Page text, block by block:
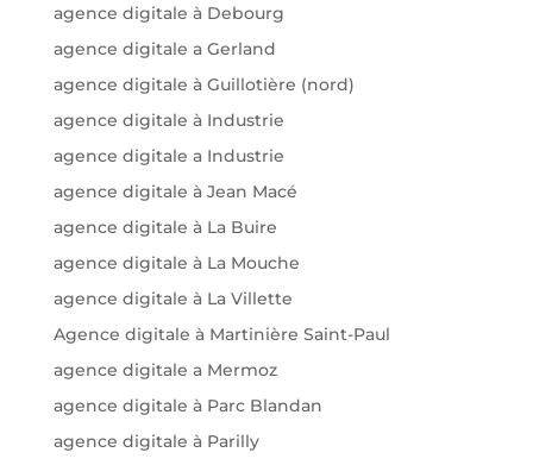
agence digitale à Debourg
agence digitale a Gerland
agence digitale à Guillotière (nord)
agence digitale à Industrie
agence digitale a Industrie
agence digitale à Jean Macé
agence digitale à La Buire
agence digitale à La Mouche
agence digitale à La Villette
Agence digitale à Martinière Saint-Paul
agence digitale a Mermoz
agence digitale à Parc Blandan
agence digitale à Parilly